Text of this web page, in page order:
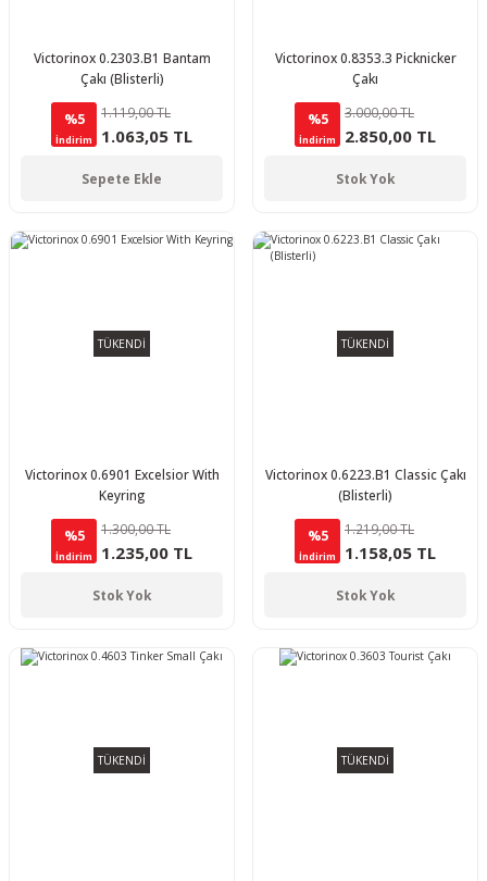
Victorinox 0.2303.B1 Bantam
Çakı (Blisterli)
%5
İndirim
1.119,00 TL
1.063,05 TL
Sepete Ekle
Victorinox 0.8353.3 Picknicker
Çakı
%5
İndirim
3.000,00 TL
2.850,00 TL
Stok Yok
TÜKENDİ
Victorinox 0.6901 Excelsior With
Keyring
%5
İndirim
1.300,00 TL
1.235,00 TL
Stok Yok
TÜKENDİ
Victorinox 0.6223.B1 Classic Çakı
(Blisterli)
%5
İndirim
1.219,00 TL
1.158,05 TL
Stok Yok
TÜKENDİ TÜKENDİ